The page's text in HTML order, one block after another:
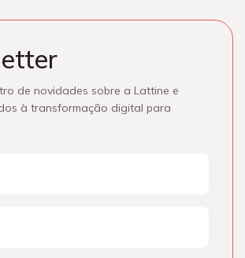
de novidades sobre a Lattine e
à transformação digital para